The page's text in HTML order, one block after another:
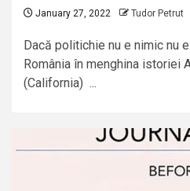
January 27, 2022 Tudor Petrut
Dacă politichie nu e nimic nu
România în menghina istoriei
(California) ...